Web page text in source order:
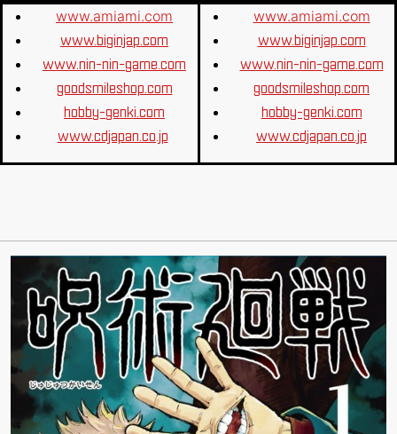
www.amiami.com
www.biginjap.com
www.nin-nin-game.com
goodsmileshop.com
hobby-genki.com
www.cdjapan.co.jp
www.amiami.com
www.biginjap.com
www.nin-nin-game.com
goodsmileshop.com
hobby-genki.com
www.cdjapan.co.jp